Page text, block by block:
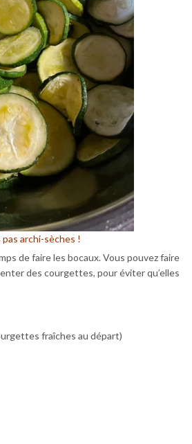
archi-sèches !
de faire les bocaux. Vous pouvez faire
des courgettes, pour éviter qu’elles
fraîches au départ)